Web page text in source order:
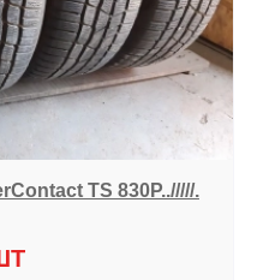
TS 830P../////.